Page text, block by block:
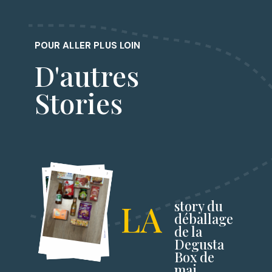
story du
déballage
de la
Degusta
Box de
LA
D'autres
Stories
POUR ALLER PLUS LOIN